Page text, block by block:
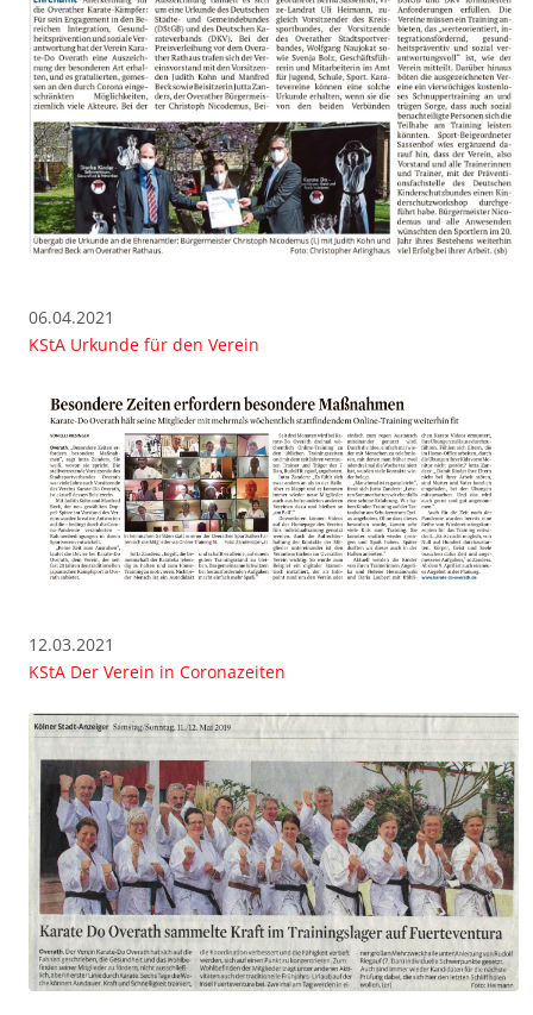
06.04.2021
KStA Urkunde für den Verein
12.03.2021
KStA Der Verein in Coronazeiten